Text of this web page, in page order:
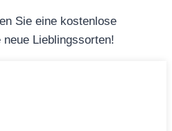
Sie eine kostenlose
Lieblingssorten!